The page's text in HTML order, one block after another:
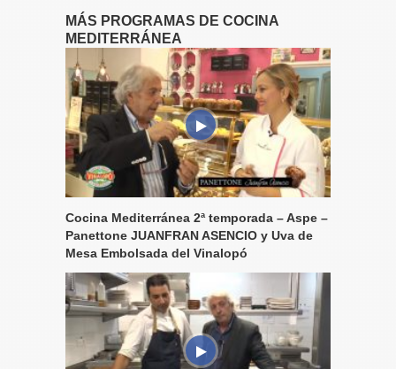
MÁS PROGRAMAS DE COCINA
MEDITERRÁNEA
Cocina Mediterránea 2ª temporada – Aspe –
Panettone JUANFRAN ASENCIO y Uva de
Mesa Embolsada del Vinalopó